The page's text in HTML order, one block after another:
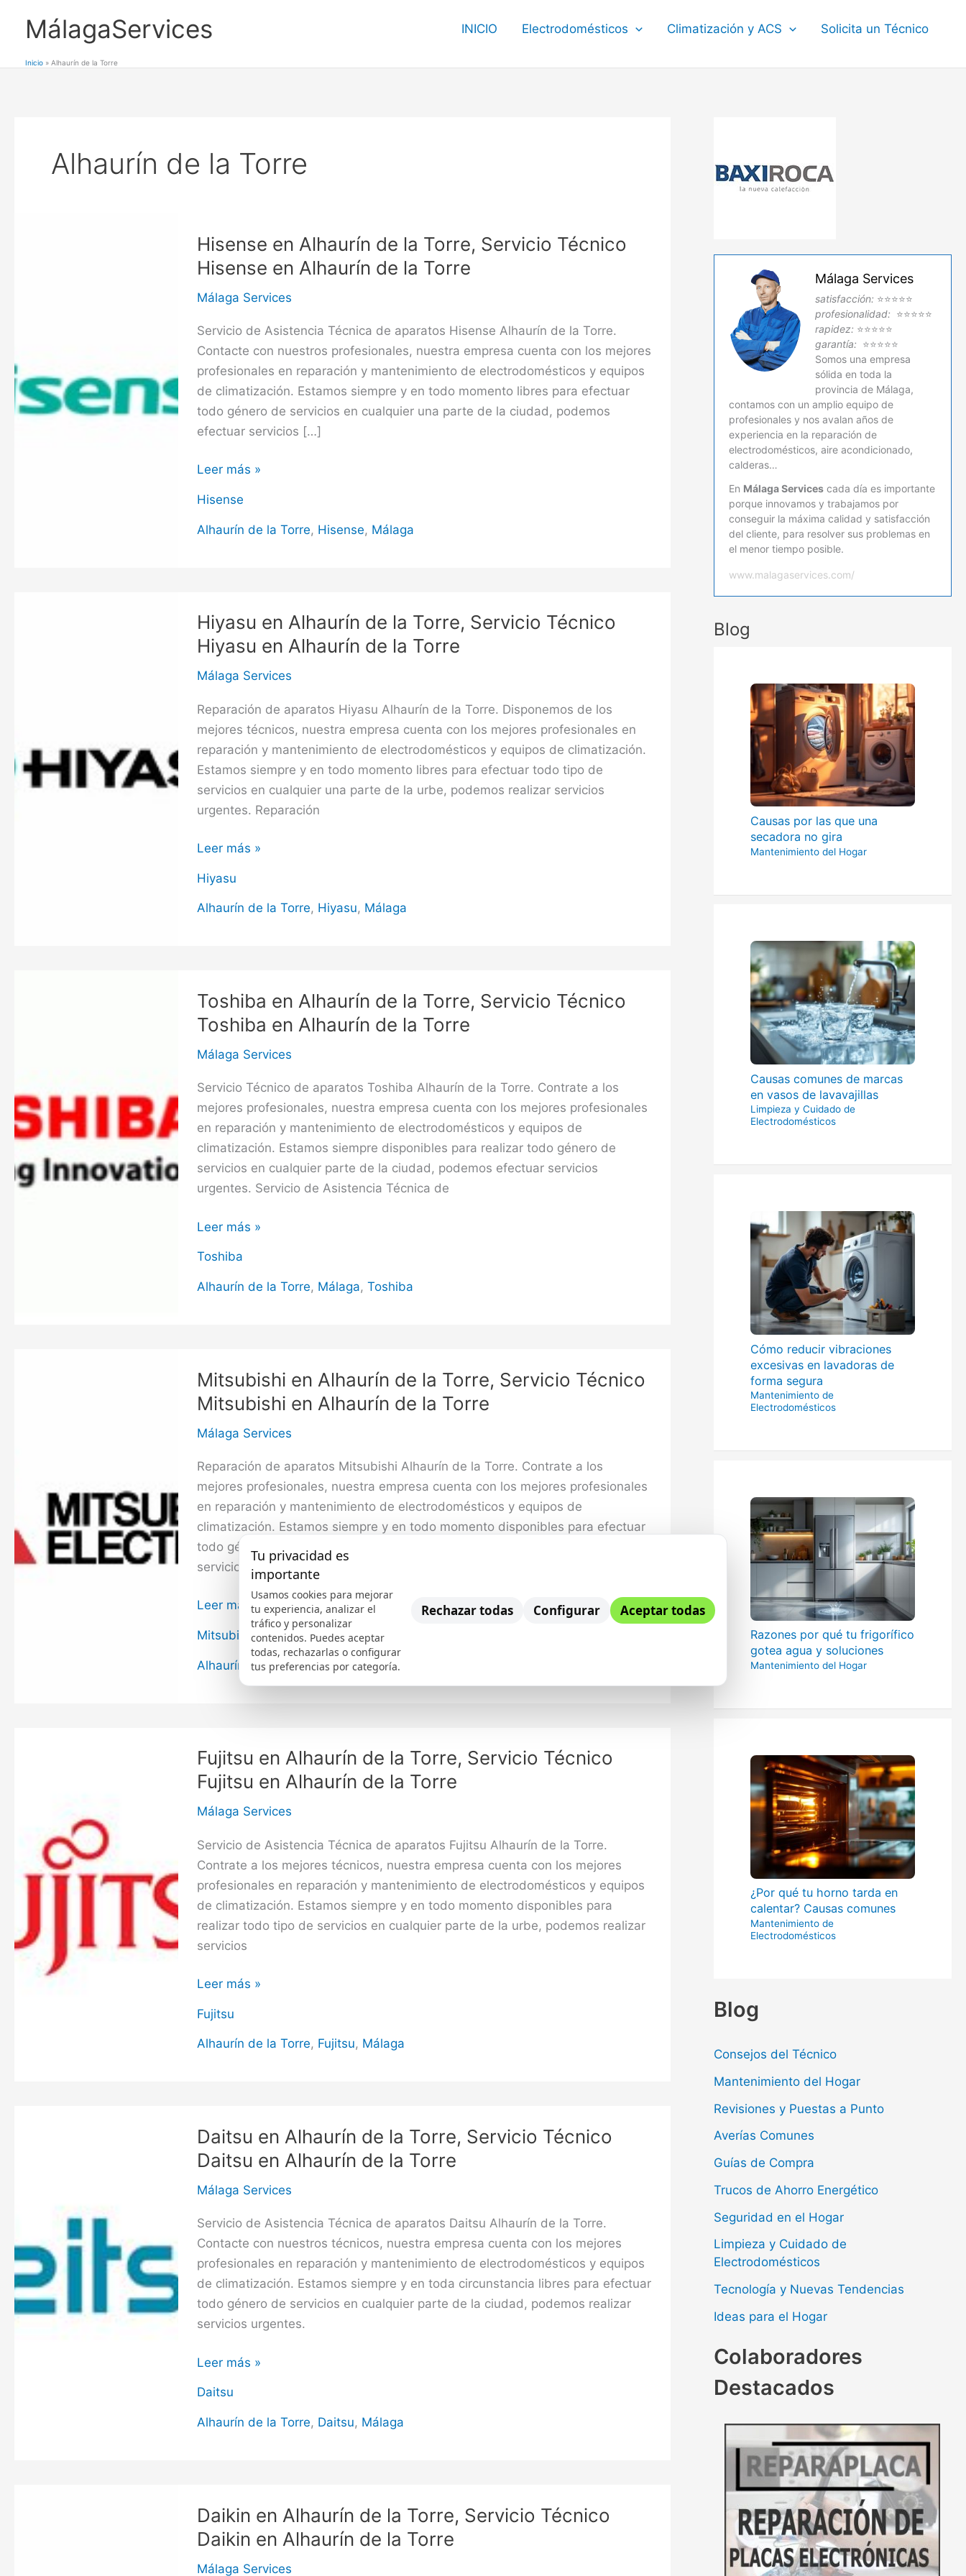
MálagaServices INICIO Electrodomésticos Climatización y ACS Solicita un Técnico
Inicio Alhaurín de la Torre
Alhaurín de la Torre
Hisense en Alhaurín de la Torre, Servicio Técnico
Hisense en Alhaurín de la Torre
Málaga Services
Servicio de Asistencia Técnica de aparatos Hisense Alhaurín de la Torre.
Contacte con nuestros profesionales, nuestra empresa cuenta con los mejores
profesionales en reparación y mantenimiento de electrodomésticos y equipos
de climatización. Estamos siempre y en todo momento libres para efectuar
todo género de servicios en cualquier una parte de la ciudad, podemos
efectuar servicios […]
Hisense
Alhaurín
de
Hisense
en
Alhaurín
la
Torre
Leer más »
Hisense
Alhaurín de la Torre, Hisense, Málaga
Hiyasu en Alhaurín de la Torre, Servicio Técnico
Hiyasu en Alhaurín de la Torre
Málaga Services
Reparación de aparatos Hiyasu Alhaurín de la Torre. Disponemos de los
mejores técnicos, nuestra empresa cuenta con los mejores profesionales en
reparación y mantenimiento de electrodomésticos y equipos de climatización.
Estamos siempre y en todo momento libres para efectuar todo tipo de
servicios en cualquier una parte de la urbe, podemos realizar servicios
urgentes. Reparación
Hiyasu
Alhaurín
de
Hiyasu
en
Alhaurín
la
Torre
Leer más »
Hiyasu
Alhaurín de la Torre, Hiyasu, Málaga
Toshiba en Alhaurín de la Torre, Servicio Técnico
Toshiba en Alhaurín de la Torre
Málaga Services
Servicio Técnico de aparatos Toshiba Alhaurín de la Torre. Contrate a los
mejores profesionales, nuestra empresa cuenta con los mejores profesionales
en reparación y mantenimiento de electrodomésticos y equipos de
climatización. Estamos siempre disponibles para realizar todo género de
servicios en cualquier parte de la ciudad, podemos efectuar servicios
urgentes. Servicio de Asistencia Técnica de
Toshiba
Alhaurín
de
Toshiba
en
Alhaurín
la
Torre
Leer más »
Toshiba
Alhaurín de la Torre, Málaga, Toshiba
Mitsubishi en Alhaurín de la Torre, Servicio Técnico
Mitsubishi en Alhaurín de la Torre
Málaga Services
Reparación de aparatos Mitsubishi Alhaurín de la Torre. Contrate a los
mejores profesionales, nuestra empresa cuenta con los mejores profesionales
en reparación y mantenimiento de electrodomésticos y equipos de
climatización. Estamos siempre y en todo momento disponibles para efectuar
todo género de servicios en cualquier una parte de la urbe, podemos efectuar
servicios urgentes. Servicio
Mitsubishi
Alhaurín
de
Mitsubishi
en
Alhaurín
la
Torre
Leer más »
Mitsubishi
Alhaurín de la Torre,Málaga,Mitsubishi
Fujitsu en Alhaurín de la Torre, Servicio Técnico
Fujitsu en Alhaurín de la Torre
Málaga Services
Servicio de Asistencia Técnica de aparatos Fujitsu Alhaurín de la Torre.
Contrate a los mejores técnicos, nuestra empresa cuenta con los mejores
profesionales en reparación y mantenimiento de electrodomésticos y equipos
de climatización. Estamos siempre y en todo momento disponibles para
realizar todo tipo de servicios en cualquier parte de la urbe, podemos realizar
servicios
Fujitsu
Alhaurín
de
Fujitsu
en
Alhaurín
la
Torre
Leer más »
Fujitsu
Alhaurín de la Torre, Fujitsu, Málaga
Daitsu en Alhaurín de la Torre, Servicio Técnico
Daitsu en Alhaurín de la Torre
Málaga Services
Servicio de Asistencia Técnica de aparatos Daitsu Alhaurín de la Torre.
Contacte con nuestros técnicos, nuestra empresa cuenta con los mejores
profesionales en reparación y mantenimiento de electrodomésticos y equipos
de climatización. Estamos siempre y en toda circunstancia libres para efectuar
todo género de servicios en cualquier parte de la ciudad, podemos realizar
servicios urgentes.
Daitsu
Alhaurín
de
Daitsu
en
Alhaurín
Leer más »
Daitsu
Alhaurín de la Torre, Daitsu, Málaga
Daikin en Alhaurín de la Torre, Servicio Técnico
Daikin en Alhaurín de la Torre
Málaga Services
Málaga Services
satisfacción: ⭐⭐⭐⭐⭐
profesionalidad: ⭐⭐⭐⭐⭐
rapidez: ⭐⭐⭐⭐⭐
garantía: ⭐⭐⭐⭐⭐
Somos una empresa
sólida en toda la
provincia de Málaga,
contamos con un amplio equipo de
profesionales y nos avalan años de
experiencia en la reparación de
electrodomésticos, aire acondicionado,
calderas…
En Málaga Servicescada día es importante
porque innovamos y trabajamos por
conseguir la máxima calidad y satisfacción
del cliente, para resolver sus problemas en
el menor tiempo posible.
www.malagaservices.com/
Blog
Causas por las que una
secadora no gira
Mantenimiento del Hogar
Causas comunes de marcas
en vasos de lavavajillas
Limpieza y Cuidado de
Electrodomésticos
Cómo reducir vibraciones
excesivas en lavadoras de
forma segura
Mantenimiento de
Electrodomésticos
Razones por qué tu frigorífico
gotea agua y soluciones
Mantenimiento del Hogar
¿Por qué tu horno tarda en
calentar? Causas comunes
Mantenimiento de
Electrodomésticos
Blog
Consejos del Técnico
Mantenimiento del Hogar
Revisiones y Puestas a Punto
Averías Comunes
Guías de Compra
Trucos de Ahorro Energético
Seguridad en el Hogar
Limpieza y Cuidado de
Electrodomésticos
Tecnología y Nuevas Tendencias
Ideas para el Hogar
Colaboradores
Destacados
Tu privacidad es
importante
Usamos cookies para mejorar
tu experiencia, analizar el
tráfico y personalizar
contenidos. Puedes aceptar
todas, rechazarlas o configurar
tus preferencias por categoría.
Rechazar todas Configurar Aceptar todas